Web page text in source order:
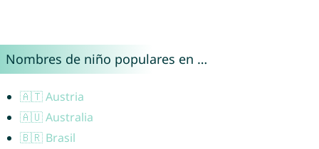
Nombres de niño populares en …
🇦🇹 Austria
🇦🇺 Australia
🇧🇷 Brasil